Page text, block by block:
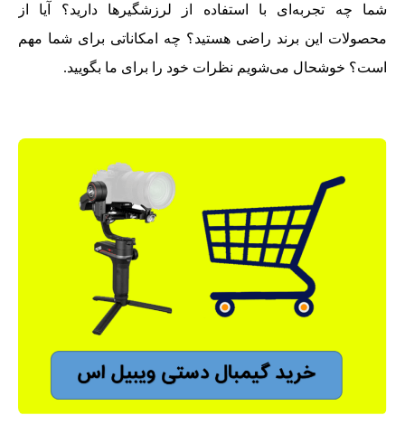
شما چه تجربه‌ای با استفاده از لرزشگیرها دارید؟ آیا از
محصولات این برند راضی هستید؟ چه امکاناتی برای شما مهم
است؟ خوشحال می‌شویم نظرات خود را برای ما بگویید.